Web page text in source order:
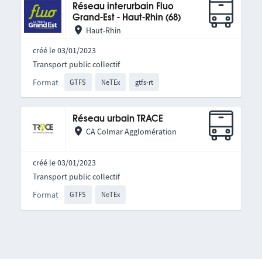
Réseau interurbain Fluo
Grand-Est - Haut-Rhin (68)
Haut-Rhin
créé le 03/01/2023
Format GTFS NeTEx gtfs-rt
Transport public collectif
Réseau urbain TRACE
CA Colmar Agglomération
créé le 03/01/2023
Format GTFS NeTEx
Transport public collectif